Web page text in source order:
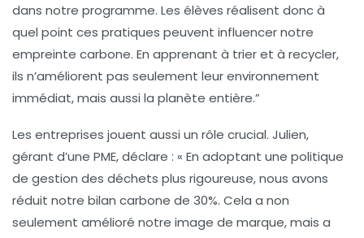
dans notre programme. Les élèves réalisent donc à
quel point ces pratiques peuvent influencer notre
empreinte carbone. En apprenant à trier et à recycler,
ils n’améliorent pas seulement leur environnement
immédiat, mais aussi la planète entière.”
Les entreprises jouent aussi un rôle crucial. Julien,
gérant d’une PME, déclare : « En adoptant une politique
de gestion des déchets plus rigoureuse, nous avons
réduit notre bilan carbone de 30%. Cela a non
seulement amélioré notre image de marque, mais a